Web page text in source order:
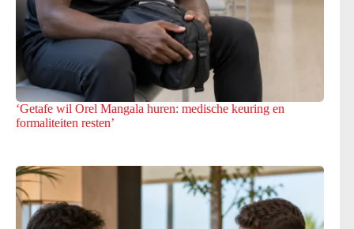
‘Getafe wil Orel Mangala huren: medische keuring en
formaliteiten resten’